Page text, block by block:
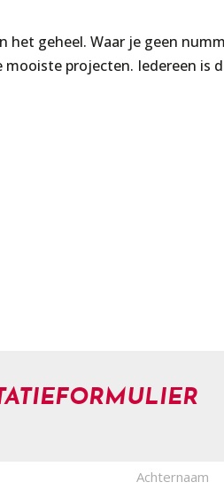
het geheel. Waar je geen
projecten. Iedereen is